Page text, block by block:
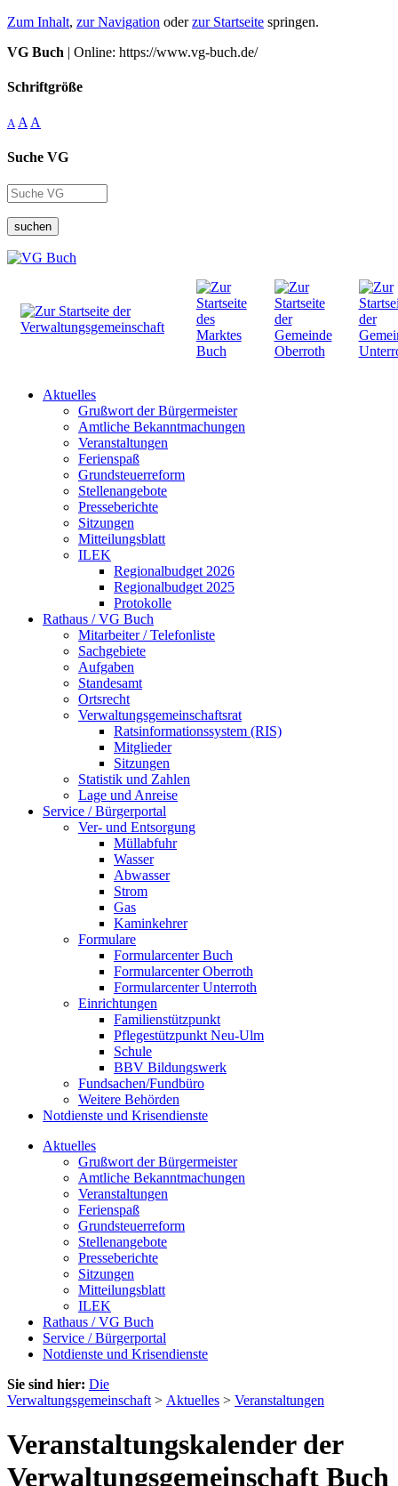
Zum Inhalt, zur Navigation oderzur Startseite springen.
VG Buch | Online: https://www.vg-buch.de/
Schriftgröße
A A A
Suche VG
suchen
Aktuelles
Grußwort der Bürgermeister
Amtliche Bekanntmachungen
Veranstaltungen
Ferienspaß
Grundsteuerreform
Stellenangebote
Presseberichte
Sitzungen
Mitteilungsblatt
ILEK
Regionalbudget 2026
Regionalbudget 2025
Protokolle
Rathaus / VG Buch
Mitarbeiter / Telefonliste
Sachgebiete
Aufgaben
Standesamt
Ortsrecht
Verwaltungsgemeinschaftsrat
Ratsinformationssystem (RIS)
Mitglieder
Sitzungen
Statistik und Zahlen
Lage und Anreise
Service / Bürgerportal
Ver- und Entsorgung
Müllabfuhr
Wasser
Abwasser
Strom
Gas
Kaminkehrer
Formulare
Formularcenter Buch
Formularcenter Oberroth
Formularcenter Unterroth
Einrichtungen
Familienstützpunkt
Pflegestützpunkt Neu-Ulm
Schule
BBV Bildungswerk
Fundsachen/Fundbüro
Weitere Behörden
Notdienste und Krisendienste
Aktuelles
Grußwort der Bürgermeister
Amtliche Bekanntmachungen
Veranstaltungen
Ferienspaß
Grundsteuerreform
Stellenangebote
Presseberichte
Sitzungen
Mitteilungsblatt
ILEK
Rathaus / VG Buch
Service / Bürgerportal
Notdienste und Krisendienste
Sie sind hier: Die
Verwaltungsgemeinschaft > Aktuelles > Veranstaltungen
Veranstaltungskalender der
Verwaltungsgemeinschaft Buch